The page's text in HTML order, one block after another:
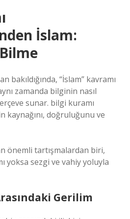
İslam:
bakıldığında, “İslam” kavramı
zamanda bilginin nasıl
sunar. bilgi kuramı
kaynağını, doğruluğunu ve
önemli tartışmalardan biri,
yoksa sezgi ve vahiy yoluyla
Gerilim